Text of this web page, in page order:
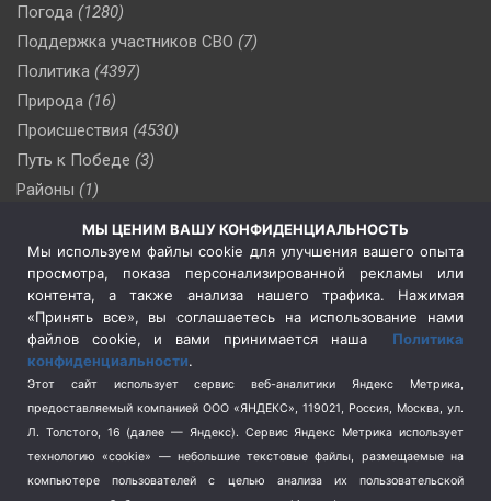
Погода (1280)
Поддержка участников СВО (7)
Политика (4397)
Природа (16)
Происшествия (4530)
Путь к Победе (3)
Районы (1)
(510)
Сельское хозяйство (3)
Социальная политика
(3)
Спецоперация в Украине
Спецоперация на Украине
(404)
Спорт (740)
Терроризм (1)
Транспорт (262)
Туризм (178)
МЫ ЦЕНИМ ВАШУ КОНФИДЕНЦИАЛЬНОСТЬ
Мы используем файлы cookie для улучшения вашего опыта
просмотра, показа персонализированной рекламы или
контента, а также анализа нашего трафика. Нажимая
«Принять все», вы соглашаетесь на использование нами
файлов cookie, и вами принимается наша Политика
конфиденциальности.
Этот сайт использует сервис веб-аналитики Яндекс Метрика,
предоставляемый компанией ООО «ЯНДЕКС», 119021, Россия, Москва, ул.
Л. Толстого, 16 (далее — Яндекс). Сервис Яндекс Метрика использует
технологию «cookie» — небольшие текстовые файлы, размещаемые на
компьютере пользователей с целью анализа их пользовательской